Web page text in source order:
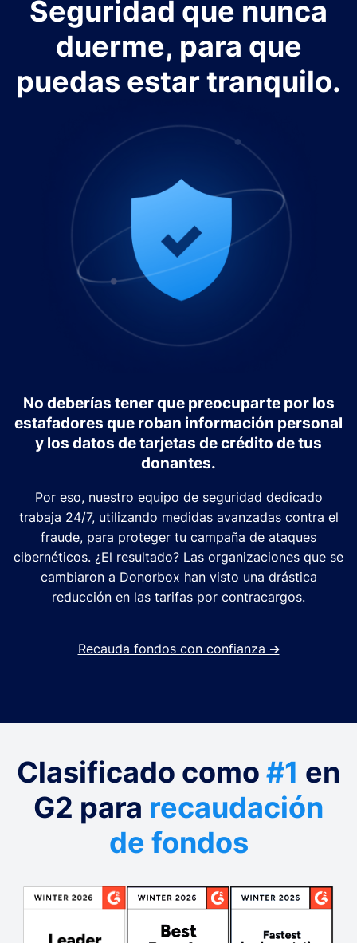
Seguridad que nunca
duerme, para que
puedas estar tranquilo.
No deberías tener que preocuparte por los
estafadores que roban información personal
y los datos de tarjetas de crédito de tus
donantes.
Por eso, nuestro equipo de seguridad dedicado
trabaja 24/7, utilizando medidas avanzadas contra el
fraude, para proteger tu campaña de ataques
cibernéticos. ¿El resultado? Las organizaciones que se
cambiaron a Donorbox han visto una drástica
reducción en las tarifas por contracargos.
Recauda fondos con confianza ➔
Clasificado como #1 en
G2 para recaudación
de fondos